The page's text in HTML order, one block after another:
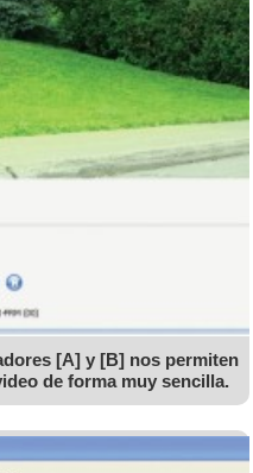
[A] y [B] nos permiten
de forma muy sencilla.